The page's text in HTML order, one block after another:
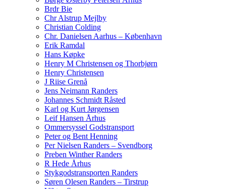
Brdr Bie
Chr Alstrup Mejlby
Christian Colding
Chr. Danielsen Aarhus – København
Erik Ramdal
Hans Køpke
Henry M Christensen og Thorbjørn
Henry Christensen
J Riise Grenå
Jens Neimann Randers
Johannes Schmidt Råsted
Karl og Kurt Jørgensen
Leif Hansen Århus
Ommersyssel Godstransport
Peter og Bent Henning
Per Nielsen Randers – Svendborg
Preben Winther Randers
R Hede Århus
Stykgodstransporten Randers
Søren Olesen Randers – Tirstrup